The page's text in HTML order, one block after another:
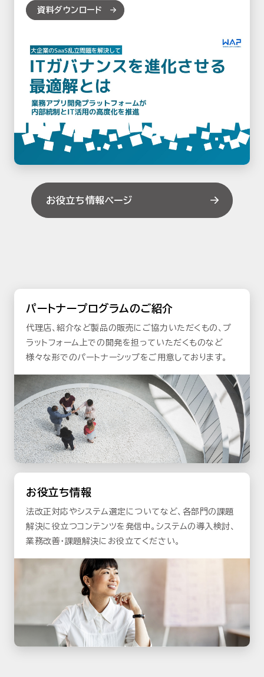
資料ダウンロード
お役立ち情報ページ
パートナープログラムのご紹介
代理店、紹介など製品の販売にご協力いただくもの、プ
ラットフォーム上での開発を担っていただくものなど
様々な形でのパートナーシップをご用意しております。
お役立ち情報
法改正対応やシステム選定についてなど、各部門の課題
解決に役立つコンテンツを発信中。システムの導入検討、
業務改善・課題解決にお役立てください。